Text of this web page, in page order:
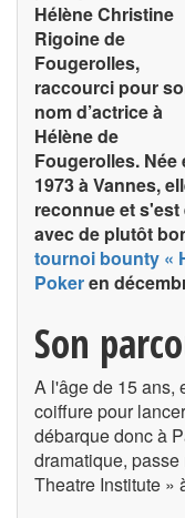
Hélène Christine
Rigoine de
Fougerolles,
raccourci pour
nom d’actrice à
Hélène de
Fougerolles. Née
1973 à Vannes,
reconnue et
avec de plutôt
tournoi bounty «
Pokeren
Son
A l'âge de 15 ans,
coiffure pour
débarque donc à
dramatique,
Theatre Institute »